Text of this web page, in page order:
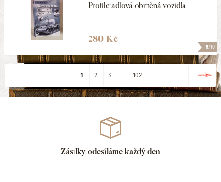
8/10
Protiletadlová obrněná vozidla
280 Kč
1 2 3 102
Zásilky odesíláme každý den